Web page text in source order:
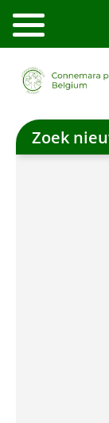
Overslaan
en
naar
inhoud
Zoek